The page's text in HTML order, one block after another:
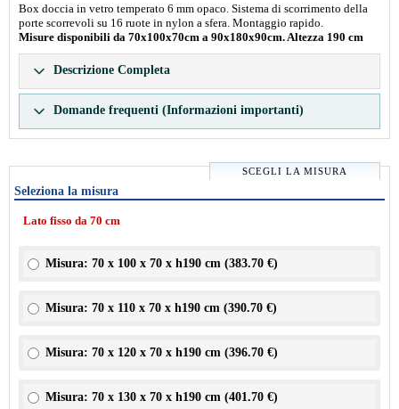
Box doccia in vetro temperato 6 mm opaco. Sistema di scorrimento della
porte scorrevoli su 16 ruote in nylon a sfera. Montaggio rapido.
Misure disponibili da 70x100x70cm a 90x180x90cm. Altezza 190 cm
Descrizione Completa
Domande frequenti (Informazioni importanti)
SCEGLI LA MISURA
Seleziona la misura
Lato fisso da 70 cm
Misura: 70 x 100 x 70 x h190 cm (383.70 €)
Misura: 70 x 110 x 70 x h190 cm (390.70 €)
Misura: 70 x 120 x 70 x h190 cm (396.70 €)
Misura: 70 x 130 x 70 x h190 cm (401.70 €)